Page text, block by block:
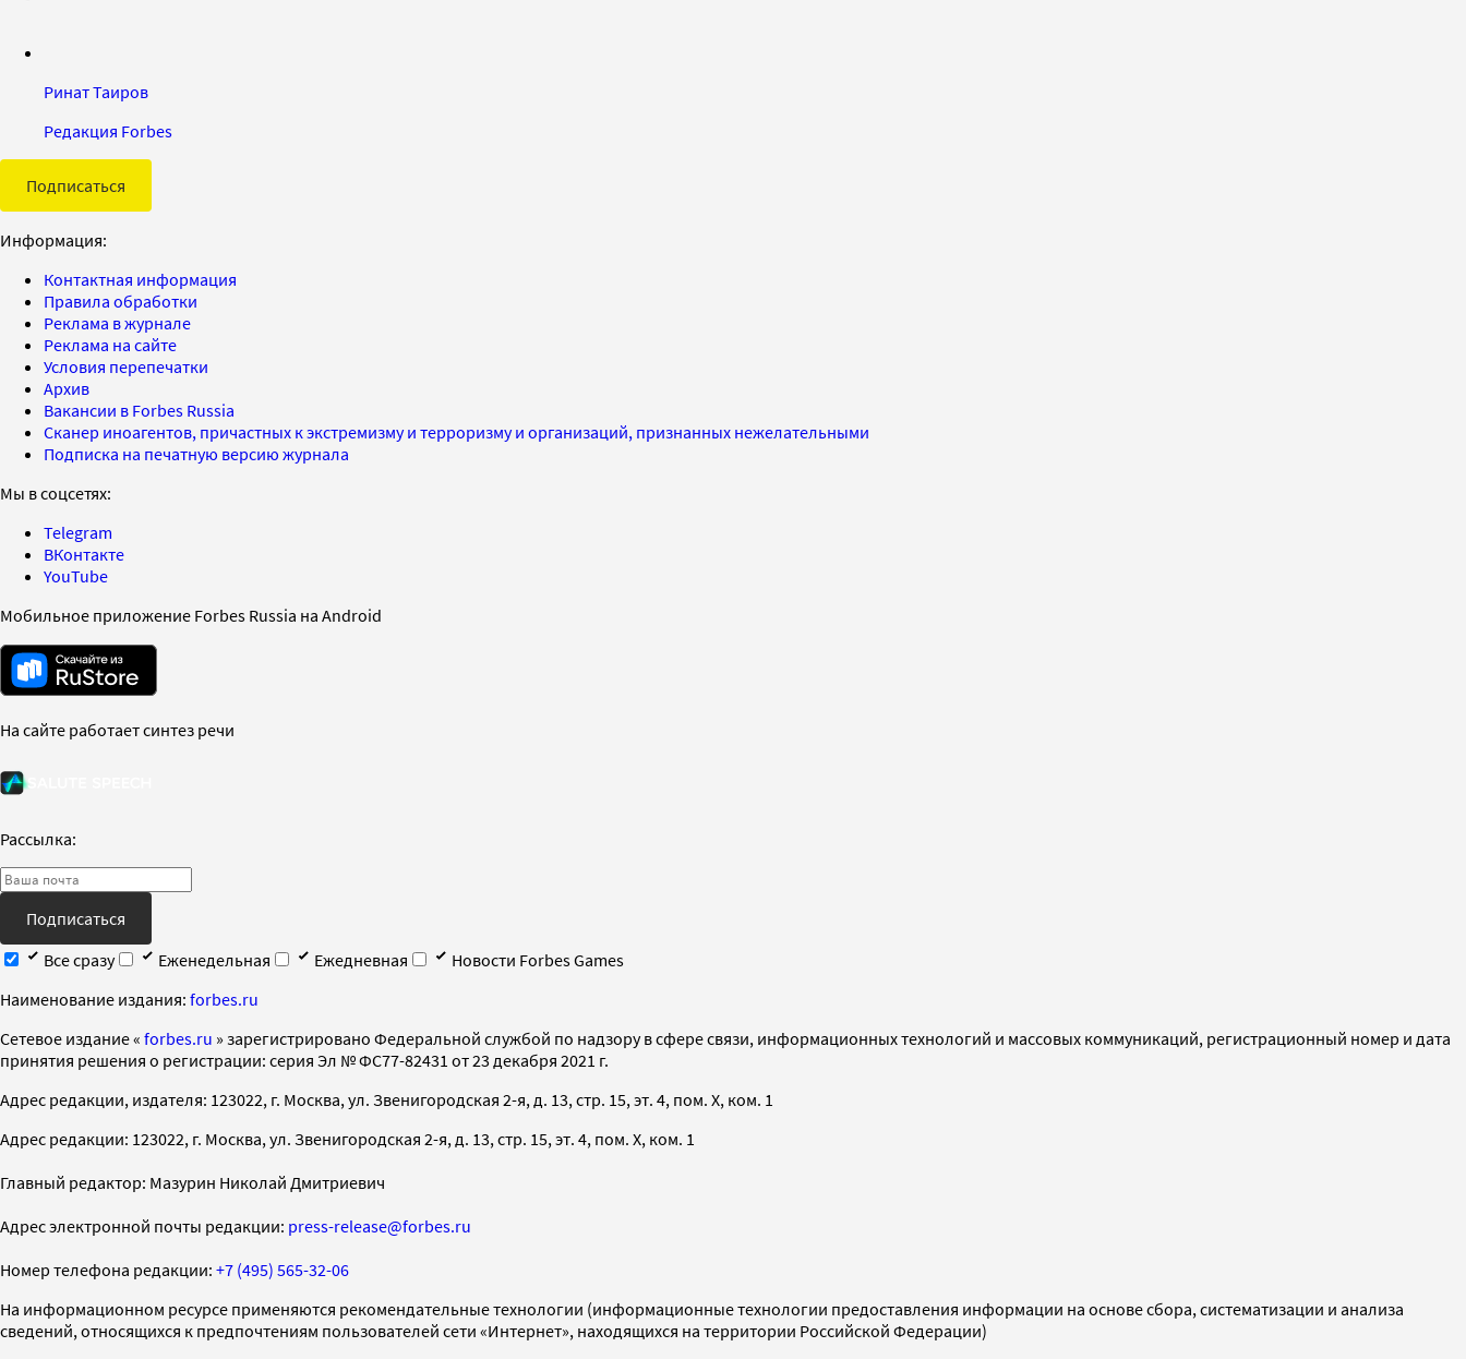
Ринат Таиров
Редакция Forbes
Подписаться
Информация:
Контактная информация
Правила обработки
Реклама в журнале
Реклама на сайте
Условия перепечатки
Архив
Вакансии в Forbes Russia
Сканер иноагентов, причастных к экстремизму и терроризму и организаций, признанных нежелательными
Подписка на печатную версию журнала
Мы в соцсетях:
Telegram
ВКонтакте
YouTube
Мобильное приложение Forbes Russia на Android
На сайте работает синтез речи
Рассылка:
Подписаться
Все сразу
Еженедельная Ежедневная
Новости Forbes Games
Наименование издания: forbes.ru
Cетевое издание « forbes.ru » зарегистрировано Федеральной службой по надзору в сфере связи, информационных технологий и массовых коммуникаций, регистрационный номер и дата
принятия решения о регистрации: серия Эл № ФС77-82431 от 23 декабря 2021 г.
Адрес редакции, издателя: 123022, г. Москва, ул. Звенигородская 2-я, д. 13, стр. 15, эт. 4, пом. X, ком. 1
Адрес редакции: 123022, г. Москва, ул. Звенигородская 2-я, д. 13, стр. 15, эт. 4, пом. X, ком. 1
Главный редактор: Мазурин Николай Дмитриевич
Адрес электронной почты редакции: press-release@forbes.ru
Номер телефона редакции: +7 (495) 565-32-06
На информационном ресурсе применяются рекомендательные технологии (информационные технологии предоставления информации на основе сбора, систематизации и анализа
сведений, относящихся к предпочтениям пользователей сети «Интернет», находящихся на территории Российской Федерации)